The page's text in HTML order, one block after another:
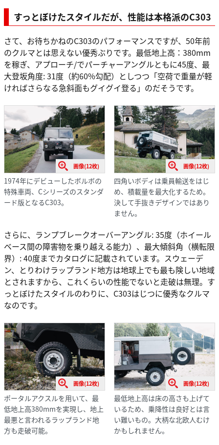
すっとぼけたスタイルだが、性能は本格派のC303
さて、お待ちかねのC303のパフォーマンスですが、50年前
のクルマとは思えない優秀ぶりです。最低地上高：380mm
を稼ぎ、アプローチ/でパーチャーアングルともに45度、最
大登坂角度: 31度（約60%勾配）としつつ「空荷で重量が軽
ければさらなる急斜面もグイグイ登る」のだそうです。
画像(12枚)
1974年にデビューしたボルボの
特殊車両、Cシリーズのスタンダ
ード版となるC303。
画像(12枚)
四角いボディは乗員輸送をはじ
め、積載量を最大化するため。
決して手抜きデザインではあり
ません。
さらに、ランプブレークオーバーアングル: 35度（ホイール
ベース間の障害物を乗り越える能力）、最大傾斜角（横転限
界）: 40度までカタログに記載されています。スウェーデ
ン、とりわけラップランド地方は地球上でも最も険しい地域
とされますから、これくらいの性能でないと走破は無理。す
っとぼけたスタイルのわりに、C303はじつに優秀なクルマ
なのです。
画像(12枚)
ポータルアクスルを用いて、最
低地上高380mmを実現し、地上
最悪と言われるラップランド地
方も走破可能。
画像(12枚)
最低地上高は床の高さも上げて
いるため、乗降性は良好とは言
い難いもの。大柄な北欧人むけ
かもしれません。